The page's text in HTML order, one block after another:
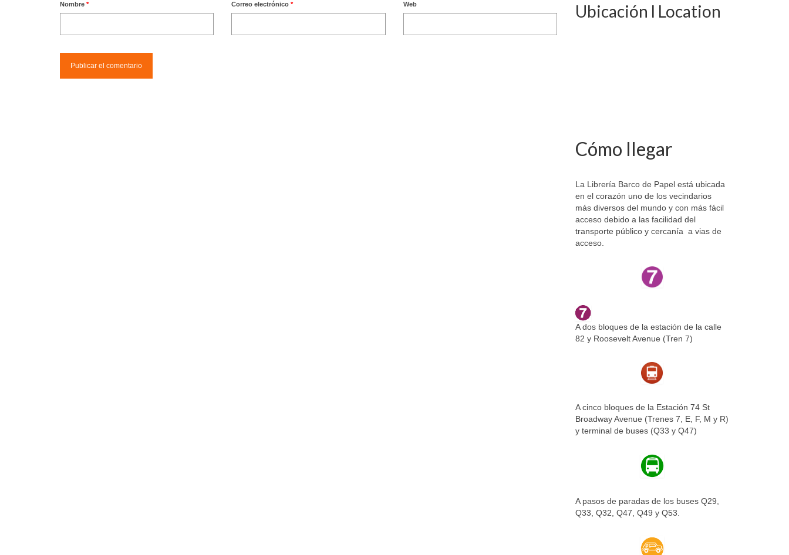
Nombre * Correo electrónico* Web Ubicación l Location
Cómo llegar
La Librería Barco de Papel está ubicada
en el corazón uno de los vecindarios
más diversos del mundo y con más fácil
acceso debido a las facilidad del
transporte público y cercanía a vias de
acceso.
A dos bloques de la estación de la calle
82 y Roosevelt Avenue (Tren 7)
A cinco bloques de la Estación 74 St
Broadway Avenue (Trenes 7, E, F, M y R)
y terminal de buses (Q33 y Q47)
A pasos de paradas de los buses Q29,
Q33, Q32, Q47, Q49 y Q53.